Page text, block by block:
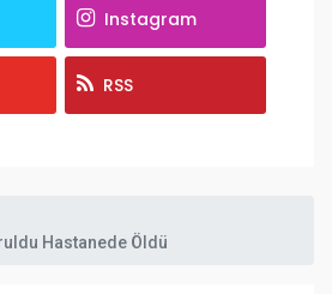
Instagram
RSS
Hastanede Öldü